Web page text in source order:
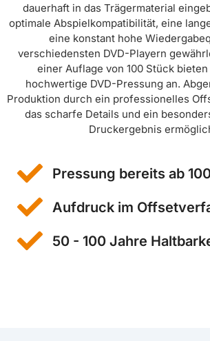
dauerhaft in das Trägermaterial
optimale Abspielkompatibilität, eine
eine konstant hohe
verschiedensten DVD-Playern
einer Auflage von 100 Stück
hochwertige DVD-Pressung an.
Produktion durch ein professionelles
das scharfe Details und ein
Druckergebnis
Pressung bereits ab
Aufdruck im
50 - 100 Jahre